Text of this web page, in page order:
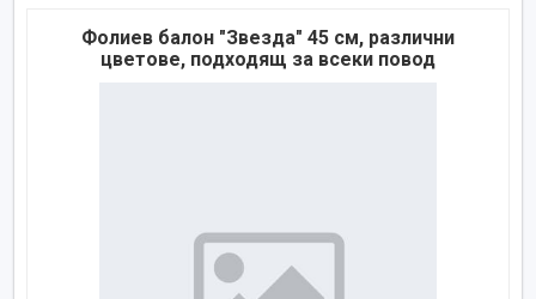
Фолиев балон "Звезда" 45 см, различни
цветове, подходящ за всеки повод